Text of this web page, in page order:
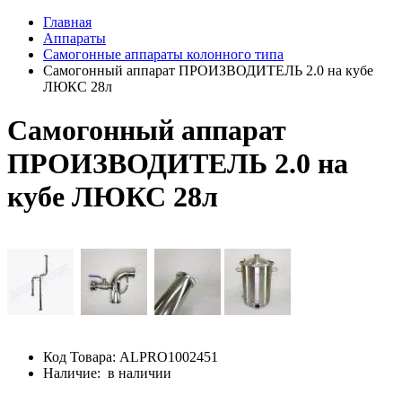
Главная
Аппараты
Самогонные аппараты колонного типа
Самогонный аппарат ПРОИЗВОДИТЕЛЬ 2.0 на кубе
ЛЮКС 28л
Самогонный аппарат
ПРОИЗВОДИТЕЛЬ 2.0 на
кубе ЛЮКС 28л
Код Товара: ALPRO1002451
Наличие: в наличии